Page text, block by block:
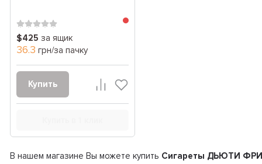
$425 за ящик
36.3 грн/за пачку
Купить
В нашем магазине Вы можете купить Сигареты ДЬЮТИ ФРИ